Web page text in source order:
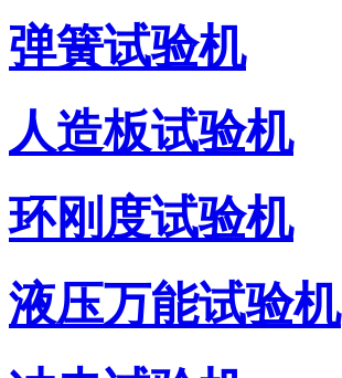
弹簧试验机
人造板试验机
环刚度试验机
液压万能试验机